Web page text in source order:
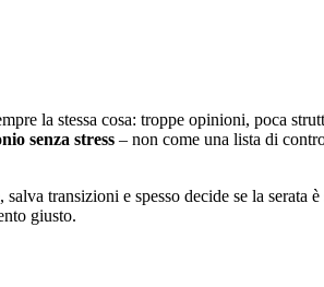
la stessa cosa: troppe opinioni, poca
senza stress – non come una lista di
transizioni e spesso decide se la
giusto.